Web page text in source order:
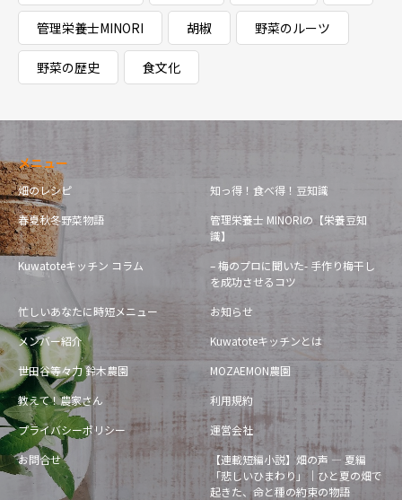
管理栄養士MINORI 胡椒 野菜のルーツ
野菜の歴史 食文化
メニュー
畑のレシピ
知っ得！食べ得！豆知識
春夏秋冬野菜物語
管理栄養士 MINORIの【栄養豆知
識】
Kuwatoteキッチン コラム
– 梅のプロに聞いた- 手作り梅干し
を成功させるコツ
忙しいあなたに時短メニュー
お知らせ
メンバー紹介
Kuwatoteキッチンとは
世田谷等々力 鈴木農園
MOZAEMON農園
教えて！農家さん
利用規約
プライバシーポリシー
運営会社
お問合せ
【連載短編小説】畑の声 — 夏編
「悲しいひまわり」｜ひと夏の畑で
起きた、命と種の約束の物語